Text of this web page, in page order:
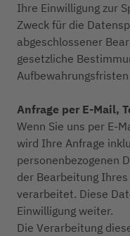
Ihre Einwilligung zur
Zweck für die
abgeschlossener
gesetzliche
Anfrage per E-Mail,
Wenn Sie uns per E-
wird Ihre Anfrage
personenbezogenen
der Bearbeitung
verarbeitet. Diese
Einwilligung weiter.
Die Verarbeitung